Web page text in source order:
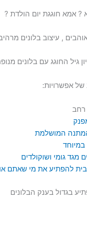
אמא חוגגת יום הולדת ?
, עיצוב בלונים
גיל החוגג עם בלונים
של אפשרויות:
רחב
המושלמת
מגד גומי ושוקולדים
להפתיע את מי שאתם
בגדול בענק הבלונים